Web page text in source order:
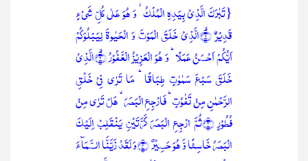
{تَبٰرَکَ الَّذِیۡ بِیَدِہِ الۡمُلۡکُ ۫ وَ ہُوَ عَلٰی کُلِّ شَیۡءٍ
قَدِیۡرُۨ ۙ﴿۱﴾الَّذِیۡ خَلَقَ الۡمَوۡتَ وَ الۡحَیٰوۃَ لِیَبۡلُوَکُمۡ
اَیُّکُمۡ اَحۡسَنُ عَمَلًا ؕ وَ ہُوَ الۡعَزِیۡزُ الۡغَفُوۡرُ ۙ﴿۲﴾الَّذِیۡ
خَلَقَ سَبۡعَ سَمٰوٰتٍ طِبَاقًا ؕ مَا تَرٰی فِیۡ خَلۡقِ
الرَّحۡمٰنِ مِنۡ تَفٰوُتٍ ؕ فَارۡجِعِ الۡبَصَرَ ۙ ہَلۡ تَرٰی مِنۡ
فُطُوۡرٍ ﴿۳﴾ثُمَّ ارۡجِعِ الۡبَصَرَ کَرَّتَیۡنِ یَنۡقَلِبۡ اِلَیۡکَ
الۡبَصَرُ خَاسِئًا وَّ ہُوَ حَسِیۡرٌ ﴿۴﴾وَ لَقَدۡ زَیَّنَّا السَّمَآءَ